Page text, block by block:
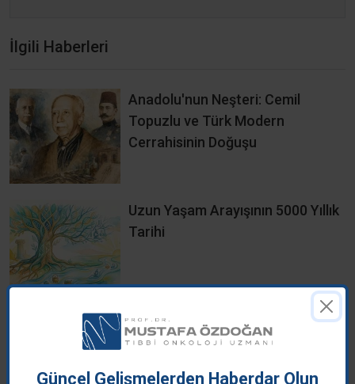
İlgili Haberleri
Anadolu'nun Neşteri: Cemil
Topuzlu ve Türk Modern
Cerrahisinin Doğuşu
Uzun Yaşam Arayışının 5000 Yıllık
Tarihi
İnsan Klonlama 2008 – Bilim ve
Etik Kaygılar
Güncel Gelişmelerden Haberdar Olun